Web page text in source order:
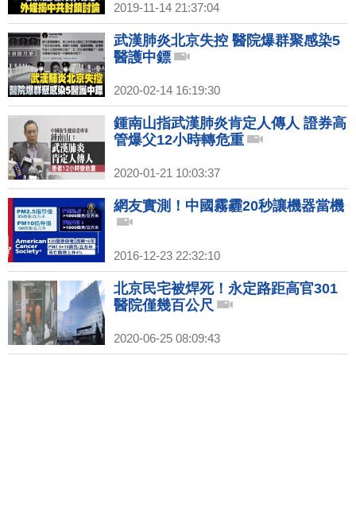
2019-11-14 21:37:04
武漢肺炎北京失控 醫院爆群聚感染5
醫護中鏢
2020-02-14 16:19:30
鍾南山指武漢肺炎肯定人傳人 證券高
管爆父12小時轉危重
2020-01-21 10:03:37
網友實測！中國霧霾20秒讓機器當機
2016-12-23 22:32:10
北京民宅被焊死！永定路距高官301
醫院僅幾百公尺
2020-06-25 08:09:43